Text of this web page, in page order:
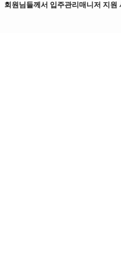
회원님들께서 입주관리매니저 지